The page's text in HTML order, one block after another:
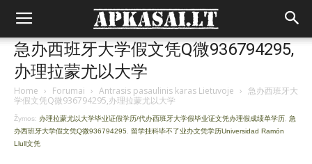
急办西班牙大学假文凭Q微936794295,
办理拉蒙尤以大学
Home › Forumai › Antrasis pasaulinis karas Lietuvoje › 急办西班牙大
学假文凭Q微936794295,办理拉蒙尤以大学
Žymos: 办理拉蒙尤以大学毕业证假学历/代办西班牙大学假毕业证文凭办理假成绩单学历 急
办西班牙大学假文凭Q微936794295
留学挂科毕不了业办文凭学历Universidad Ramón
Llull文凭